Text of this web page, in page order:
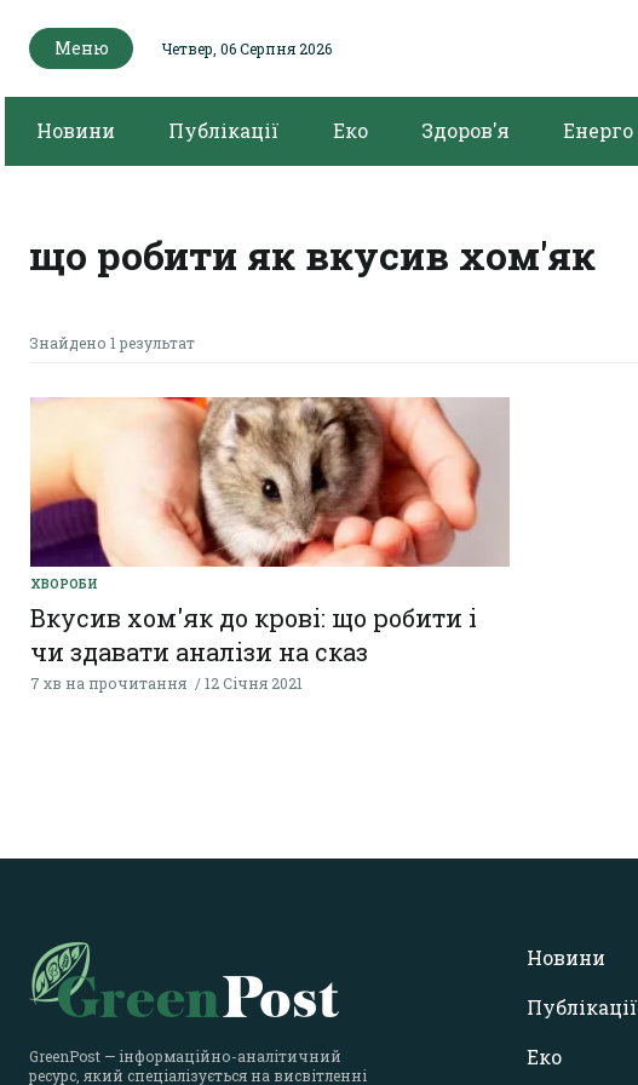
Меню Четвер, 06 Серпня 2026
Новини Публікації Еко Здоров'я Енерго
що робити як вкусив хом'як
Знайдено 1 результат
ХВОРОБИ
Вкусив хом'як до крові: що робити і
чи здавати аналізи на сказ
7 хв на прочитання 12 Січня 2021
GreenPost — інформаційно-аналітичний
ресурс, який спеціалізується на висвітленні
Новини
Публікації
Еко